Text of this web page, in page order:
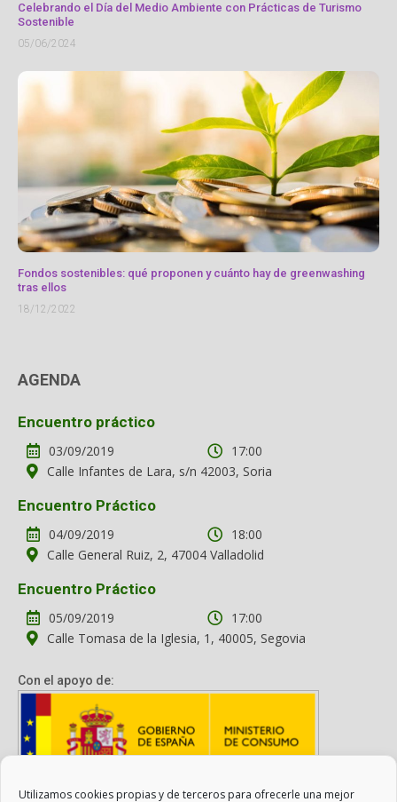
Utilizamos cookies propias y de terceros para ofrecerle una mejor
Celebrando el Día del Medio Ambiente con Prácticas de Turismo
Sostenible
05/06/2024
Fondos sostenibles: qué proponen y cuánto hay de greenwashing
tras ellos
18/12/2022
AGENDA
Encuentro práctico
03/09/2019
17:00
Calle Infantes de Lara, s/n 42003, Soria
Encuentro Práctico
04/09/2019
18:00
Calle General Ruiz, 2, 47004 Valladolid
Encuentro Práctico
05/09/2019
17:00
Calle Tomasa de la Iglesia, 1, 40005, Segovia
Con el apoyo de:
Con el apoyo del Ministerio de Consumo. Su contenido es